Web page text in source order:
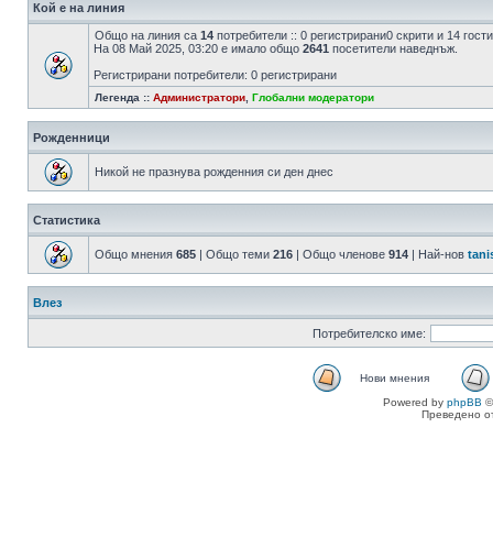
Кой е на линия
Общо на линия са 14 потребители :: 0 регистрирани0 скрити и 14
На 08 Май 2025, 03:20 е имало общо 2641 посетители наведнъж.
Регистрирани потребители: 0 регистрирани
Легенда :: Администратори Глобални модератори
Рожденници
Никой не празнува рожденния си ден днес
Статистика
Общо мнения 685 | Общо теми 216 | Общо членове 914 | Най-нов
Влез
Потребителско име:
Нови мнения
Powered by phpBB
Преведено